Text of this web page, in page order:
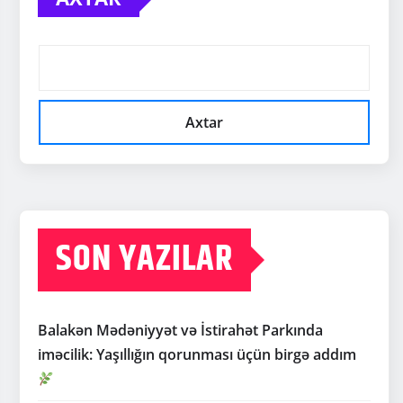
Axtar
SON YAZILAR
Balakən Mədəniyyət və İstirahət Parkında
iməcilik: Yaşıllığın qorunması üçün birgə addım